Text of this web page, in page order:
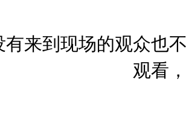
有来到现场的观众也
观看